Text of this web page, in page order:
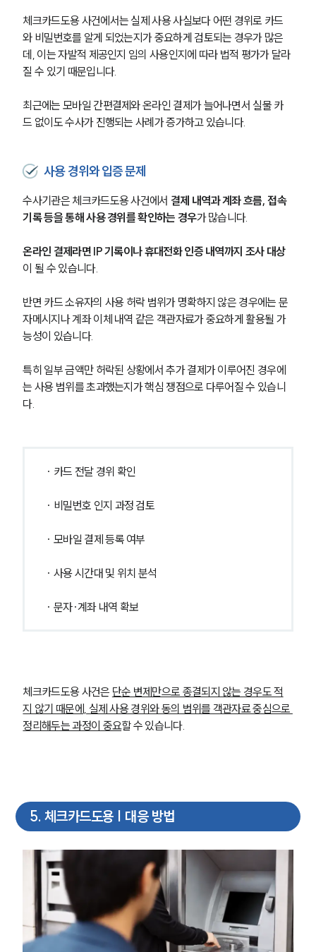
형사전문변호사
언론보도
공지사항
법률 블로그
뉴스레터/브로슈어
세미나
대륜법률상담예약
대륜법률상담예약
체크카드도용 사건에서는 실제 사용 사실보다 어떤 경위로 카드
와 비밀번호를 알게 되었는지가 중요하게 검토되는 경우가 많은
데, 이는 자발적 제공인지 임의 사용인지에 따라 법적 평가가 달라
질 수 있기 때문입니다.
최근에는 모바일 간편결제와 온라인 결제가 늘어나면서 실물 카
드 없이도 수사가 진행되는 사례가 증가하고 있습니다.
사용 경위와 입증 문제
수사기관은 체크카드도용 사건에서 결제 내역과 계좌 흐름, 접속
기록 등을 통해 사용 경위를 확인하는 경우가 많습니다.
온라인 결제라면 IP 기록이나 휴대전화 인증 내역까지 조사 대상
이 될 수 있습니다.
반면 카드 소유자의 사용 허락 범위가 명확하지 않은 경우에는 문
자메시지나 계좌 이체 내역 같은 객관자료가 중요하게 활용될 가
능성이 있습니다.
특히 일부 금액만 허락된 상황에서 추가 결제가 이루어진 경우에
는 사용 범위를 초과했는지가 핵심 쟁점으로 다루어질 수 있습니
다.
· 카드 전달 경위 확인
· 비밀번호 인지 과정 검토
· 모바일 결제 등록 여부
· 사용 시간대 및 위치 분석
· 문자·계좌 내역 확보
체크카드도용 사건은 단순 변제만으로 종결되지 않는 경우도 적
지 않기 때문에, 실제 사용 경위와 동의 범위를 객관자료 중심으로
정리해두는 과정이 중요할 수 있습니다.
5. 체크카드도용 | 대응 방법